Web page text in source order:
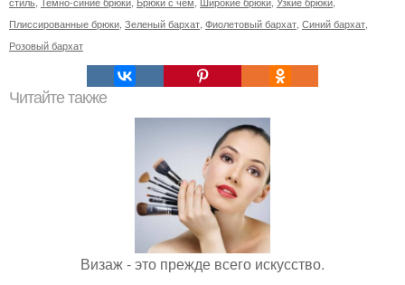
Плиссированные брюки, Зеленый бархат, Фиолетовый бархат, Синий бархат,
Розовый бархат
Читайте также
Визаж - это прежде всего искусство.